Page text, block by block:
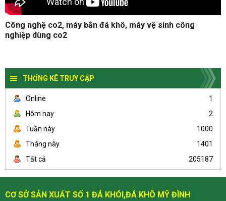
Công nghệ co2, máy bắn đá khô, máy vệ sinh công
nghiệp dùng co2
THỐNG KÊ TRUY CẬP
Online
1
Hôm nay
2
Tuần này
1000
Tháng này
1401
Tất cả
205187
CƠ SỞ SẢN XUẤT SỐ 1 ĐÁ KHÓI,ĐÁ KHÔ MỸ ĐÌNH